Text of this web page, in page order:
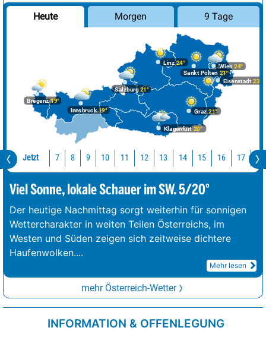
Heute Morgen 9 Tage
Bregenz19°
Graz21°
Innsbruck19°
Klagenfurt 20°
Linz24°
Salzburg21°
Wien 24°
Eisenstadt 23°
Sankt Pölten 21°
Jetzt 7 8 9 10 11 12 13 14 15 16 17 18
Viel Sonne, lokale Schauer im SW. 5/20°
Der heutige Nachmittag sorgt weiterhin für sonnigen
Wettercharakter in weiten Teilen Österreichs, im
Westen und Süden zeigen sich zeitweise dichtere
Haufenwolken....
Mehr lesen
mehr Österreich-Wetter
INFORMATION & OFFENLEGUNG